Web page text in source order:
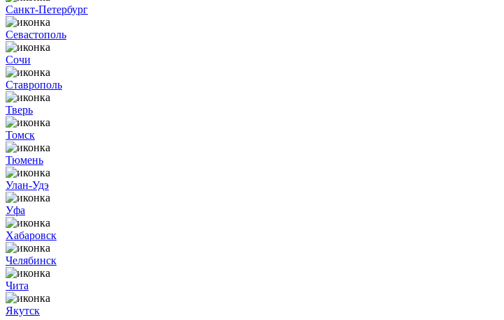
Санкт-Петербург
Севастополь
Сочи
Ставрополь
Тверь
Томск
Тюмень
Улан-Удэ
Уфа
Хабаровск
Челябинск
Чита
Якутск